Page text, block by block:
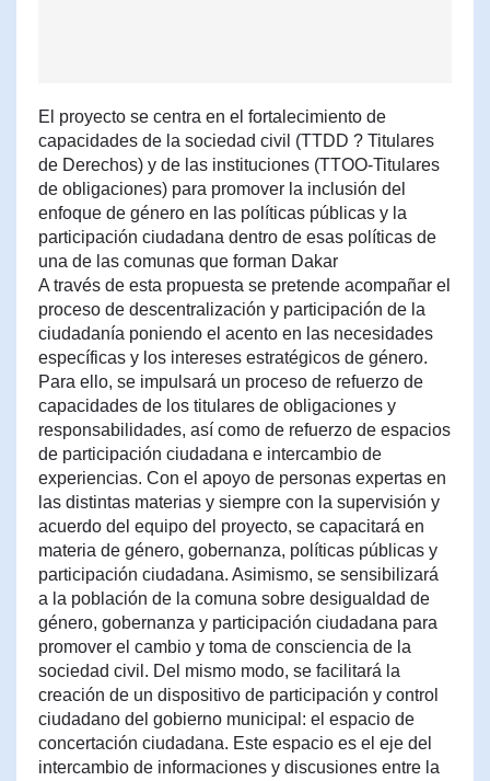
El proyecto se centra en el fortalecimiento de
capacidades de la sociedad civil (TTDD ? Titulares
de Derechos) y de las instituciones (TTOO-Titulares
de obligaciones) para promover la inclusión del
enfoque de género en las políticas públicas y la
participación ciudadana dentro de esas políticas de
una de las comunas que forman Dakar
A través de esta propuesta se pretende acompañar el
proceso de descentralización y participación de la
ciudadanía poniendo el acento en las necesidades
específicas y los intereses estratégicos de género.
Para ello, se impulsará un proceso de refuerzo de
capacidades de los titulares de obligaciones y
responsabilidades, así como de refuerzo de espacios
de participación ciudadana e intercambio de
experiencias. Con el apoyo de personas expertas en
las distintas materias y siempre con la supervisión y
acuerdo del equipo del proyecto, se capacitará en
materia de género, gobernanza, políticas públicas y
participación ciudadana. Asimismo, se sensibilizará
a la población de la comuna sobre desigualdad de
género, gobernanza y participación ciudadana para
promover el cambio y toma de consciencia de la
sociedad civil. Del mismo modo, se facilitará la
creación de un dispositivo de participación y control
ciudadano del gobierno municipal: el espacio de
concertación ciudadana. Este espacio es el eje del
intercambio de informaciones y discusiones entre la